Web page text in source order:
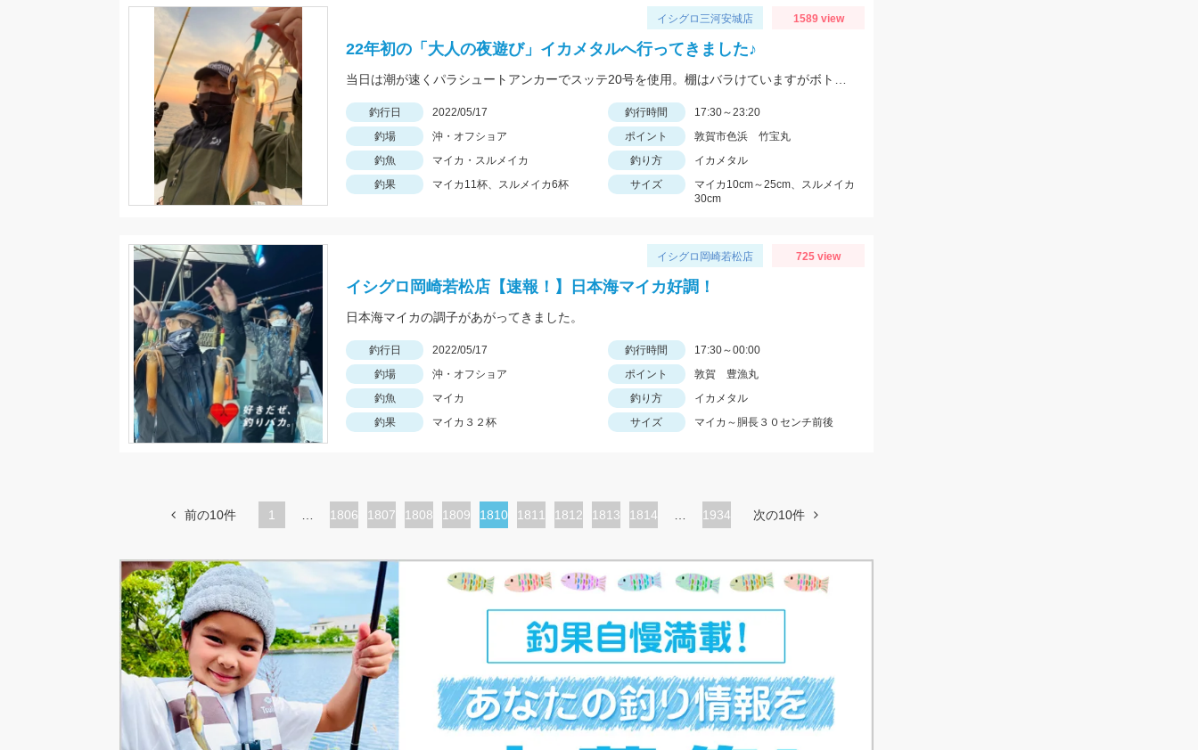
イシグロ三河安城店 1589 view
22年初の「大人の夜遊び」イカメタルへ行ってきました♪
釣行日 2022/05/17 釣行時間
17:30～23:20
釣場
沖・オフショア ポイント
敦賀市色浜 竹宝丸
釣魚
マイカ・スルメイカ 釣り方
イカメタル
釣果
マイカ11杯、スルメイカ6杯 サイズ
マイカ10cm～25cm、スルメイカ
30cm
イシグロ岡崎若松店 725 view
イシグロ岡崎若松店【速報！】日本海マイカ好調！
日本海マイカの調子があがってきました。
釣行日 2022/05/17 釣行時間
17:30～00:00
釣場
沖・オフショア ポイント
敦賀 豊漁丸
釣魚
マイカ 釣り方
イカメタル
釣果
マイカ３２杯 サイズ マイカ～胴長３０センチ前後
前の10件 1
ペ
1806
ペ
ジ
1807
ペ
1808
ペ
1809
カ
ト
ジ
1810
ペ
1811
ペ
1812
ペ
1813
ペ
1814 1934 次の10件